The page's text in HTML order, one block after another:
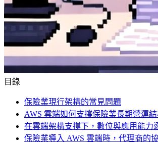
目錄
保險業現行架構的常見問題
AWS 雲端如何支撐保險業長期營運
在雲端架構支撐下，數位與應用能力
保險業導入 AWS 雲端時，代理商的